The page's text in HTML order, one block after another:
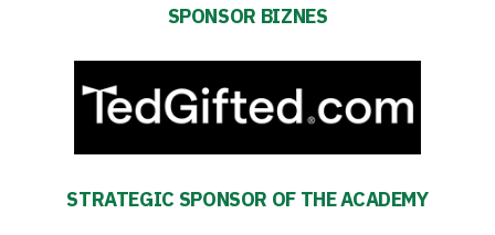
team
Amp-
SPONSOR BIZNES
STRATEGIC SPONSOR OF THE ACADEMY